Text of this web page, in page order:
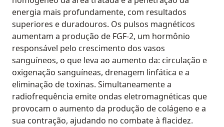
energia mais profundamente, com resultados
superiores e duradouros. Os pulsos magnéticos
aumentam a produção de FGF-2, um hormônio
responsável pelo crescimento dos vasos
sanguíneos, o que leva ao aumento da: circulação e
oxigenação sanguíneas, drenagem linfática e a
eliminação de toxinas. Simultaneamente a
radiofrequência emite ondas eletromagnéticas que
provocam o aumento da produção de colágeno e a
sua contração, ajudando no combate à flacidez.